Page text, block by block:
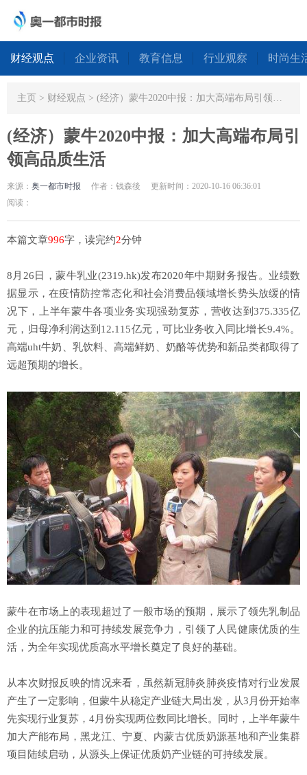
财经观点 企业资讯 教育信息 行业观察 时尚生
主页 > 财经观点 > (经济）蒙牛2020中报：加大高端布局引领高品质生活
(经济）蒙牛2020中报：加大高端布局引
领高品质生活
来源： 奥一都市时报 作者：钱森後
更新时间：2020-10-16 06:36:01
阅读：
本篇文章996字，读完约2分钟
8月26日，蒙牛乳业(2319.hk)发布2020年中期财务报告。业绩数
据显示，在疫情防控常态化和社会消费品领域增长势头放缓的情
况下，上半年蒙牛各项业务实现强劲复苏，营收达到375.335亿
元，归母净利润达到12.115亿元，可比业务收入同比增长9.4%。
高端uht牛奶、乳饮料、高端鲜奶、奶酪等优势和新品类都取得了
远超预期的增长。
蒙牛在市场上的表现超过了一般市场的预期，展示了领先乳制品
企业的抗压能力和可持续发展竞争力，引领了人民健康优质的生
活，为全年实现优质高水平增长奠定了良好的基础。
从本次财报反映的情况来看，虽然新冠肺炎肺炎疫情对行业发展
产生了一定影响，但蒙牛从稳定产业链大局出发，从3月份开始率
先实现行业复苏，4月份实现两位数同比增长。同时，上半年蒙牛
加大产能布局，黑龙江、宁夏、内蒙古优质奶源基地和产业集群
项目陆续启动，从源头上保证优质奶产业链的可持续发展。